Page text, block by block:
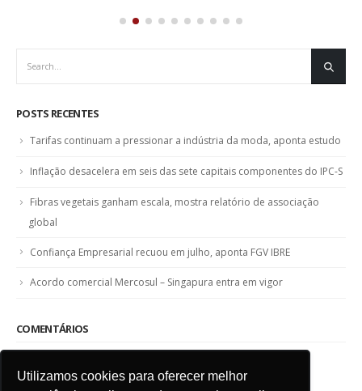
Utilizamos cookies para oferecer melhor
POSTS RECENTES
Tarifas continuam a pressionar a indústria da moda, aponta estudo
Inflação desacelera em seis das sete capitais componentes do IPC-S
Fibras vegetais ganham escala, mostra relatório de associação
global
Confiança Empresarial recuou em julho, aponta FGV IBRE
Acordo comercial Mercosul – Singapura entra em vigor
COMENTÁRIOS